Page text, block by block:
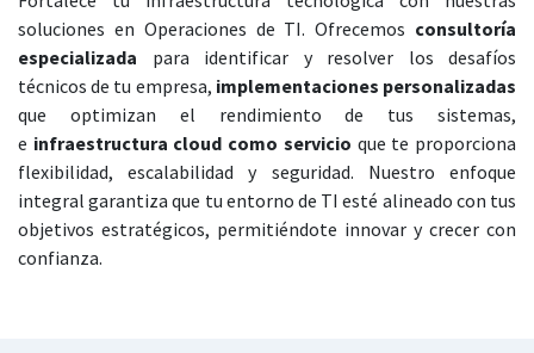
soluciones en Operaciones de TI. Ofrecemos consultoría
especializada para identificar y resolver los desafíos
técnicos de tu empresa, implementaciones personalizadas
que optimizan el rendimiento de tus sistemas,
e infraestructura cloud como servicio que te proporciona
flexibilidad, escalabilidad y seguridad. Nuestro enfoque
integral garantiza que tu entorno de TI esté alineado con tus
objetivos estratégicos, permitiéndote innovar y crecer con
confianza.